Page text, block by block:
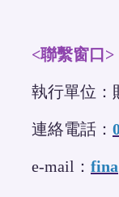
<聯繫窗口>
執行單位：
連絡電話：
e-mail：